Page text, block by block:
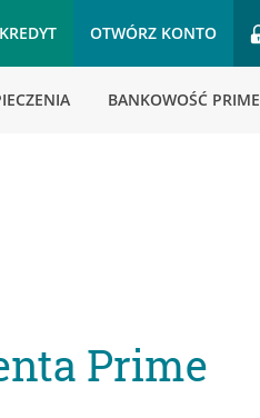
OTWÓRZ KONTO
BANKOWOŚĆ PRIME
Prime